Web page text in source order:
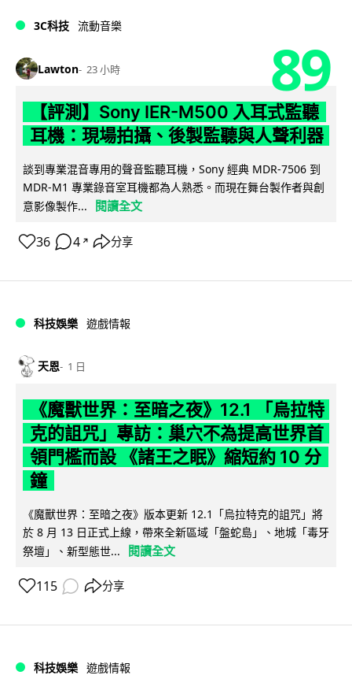
3C科技 流動音樂
Lawton 23 小時 89
【評測】Sony IER-M500 入耳式監聽
耳機：現場拍攝、後製監聽與人聲利器
談到專業混音專用的聲音監聽耳機，Sony 經典 MDR-7506 到
MDR-M1 專業錄音室耳機都為人熟悉。而現在舞台製作者與創
意影像製作...
閱讀全文
36 4 ↗ 分享
科技娛樂 遊戲情報
天恩 1 日
《魔獸世界：至暗之夜》12.1 「烏拉特
克的詛咒」專訪：巢穴不為提高世界首
領門檻而設 《諸王之眠》縮短約 10 分
鐘
《魔獸世界：至暗之夜》版本更新 12.1「烏拉特克的詛咒」將
於 8 月 13 日正式上線，帶來全新區域「盤蛇島」、地城「毒牙
祭壇」、新型態世...
閱讀全文
115 分享
科技娛樂 遊戲情報